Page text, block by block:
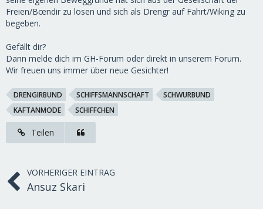
Freien/Bœndir zu lösen und sich als Drengr auf Fahrt/Wiking zu
begeben.
Gefällt dir?
Dann melde dich im GH-Forum oder direkt in unserem Forum.
Wir freuen uns immer über neue Gesichter!
DRENGIRBUND SCHIFFSMANNSCHAFT
SCHWURBUND
KAFTANMODE
SCHIFFCHEN
Teilen
VORHERIGER EINTRAG
Ansuz Skari